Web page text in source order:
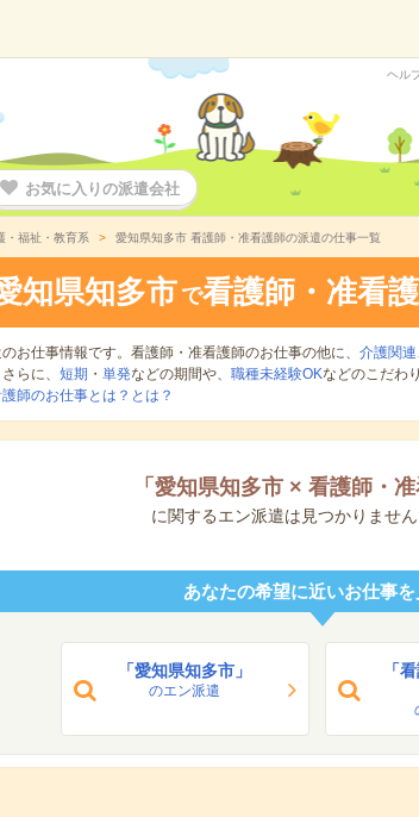
ヘル
お気に入りの派遣会社
・福祉・教育系 愛知県知多市 看護師・准看護師の派遣の仕事一覧
知県知多市 で看護師・准看
お仕事情報です。看護師・准看護師のお仕事の他に、 介護関連
らに、 短期 ・ 単発などの期間や、 職種未経験OKなどのこだわ
師のお仕事とは？とは？
「 愛知県知多市 × 看護師・
に関するエン派遣は見つかりません
あなたの希望に近いお仕事を
「愛知県知多市」
のエン派遣
「